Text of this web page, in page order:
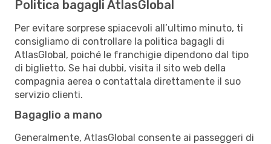
Politica bagagli AtlasGlobal
Per evitare sorprese spiacevoli all’ultimo minuto, ti
consigliamo di controllare la politica bagagli di
AtlasGlobal, poiché le franchigie dipendono dal tipo
di biglietto. Se hai dubbi, visita il sito web della
compagnia aerea o contattala direttamente il suo
servizio clienti.
Bagaglio a mano
Generalmente, AtlasGlobal consente ai passeggeri di